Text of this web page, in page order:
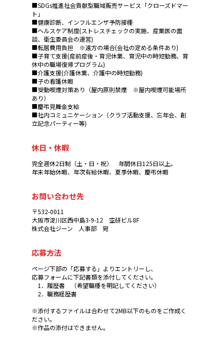
■SDGs推進社会貢献型職域販売サービス「クローズドマー
ト」
■健康診断、インフルエンザ予防接種
■ヘルスケア制度(ストレスチェックの実施、産業医の面
談、衛生委員会の運営)
■転居費用負担 ※遠方の場合(会社の定める条件あり)
■子育て支援(産前産後・育児休業、育児中の時短勤務、育
休中の職場復帰プログラム)
■介護支援(介護休業、介護中の時短勤務)
■子の看護休暇
■受動喫煙対策あり（屋内原則禁煙 ※屋内喫煙可能場所
あり）
■慶弔見舞金支給
■社内コミュニケーション（クラブ活動支援、忘年会、創
立記念パーティー等)
休日・休暇
完全週休2日制（土・日・祝） 年間休日125日以上。
年末年始休暇、年次有給休暇、夏季休暇、慶弔休暇
お問い合わせ先
〒532-0011
大阪市淀川区西中島3-9-12 空研ビル8F
株式会社ジーン 人事部 宛
応募方法
ページ下部の「応募する」よりエントリーし、
応募フォームに下記書類を添付してください。
1．履歴書 （希望職種を明記してください）
2．職務経歴書
※添付するファイルは合わせて2MB以下のものをご作成く
ださい。
※作品の添付はできません。